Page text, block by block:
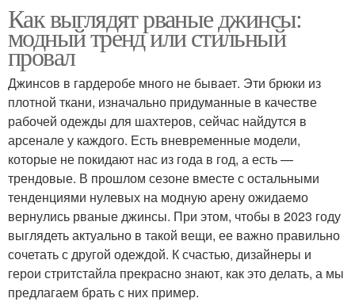
Как выглядят рваные джинсы:
модный тренд или стильный
провал
Джинсов в гардеробе много не бывает. Эти брюки из
плотной ткани, изначально придуманные в качестве
рабочей одежды для шахтеров, сейчас найдутся в
арсенале у каждого. Есть вневременные модели,
которые не покидают нас из года в год, а есть —
трендовые. В прошлом сезоне вместе с остальными
тенденциями нулевых на модную арену ожидаемо
вернулись рваные джинсы. При этом, чтобы в 2023 году
выглядеть актуально в такой вещи, ее важно правильно
сочетать с другой одеждой. К счастью, дизайнеры и
герои стритстайла прекрасно знают, как это делать, а мы
предлагаем брать с них пример.